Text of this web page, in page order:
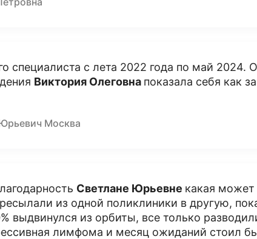
специалиста с лета 2022 года по май 2024.
Виктория Олеговна показала себя как
Москва
Светлане Юрьевне какая
из одной поликлиники в другую,
выдвинулся из орбиты, все только
лимфома и месяц ожиданий стоил